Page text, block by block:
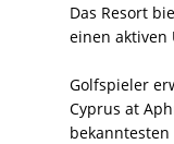
Das Resort
einen aktiven
Golfspieler
Cyprus at